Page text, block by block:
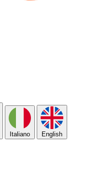
Italiano English